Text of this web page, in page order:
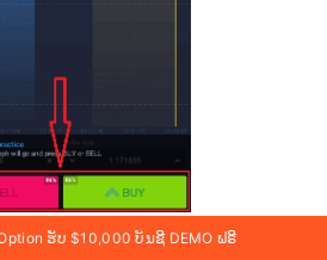
ຮັບ $10,000 ບັນຊີ DEMO ຟຣີ